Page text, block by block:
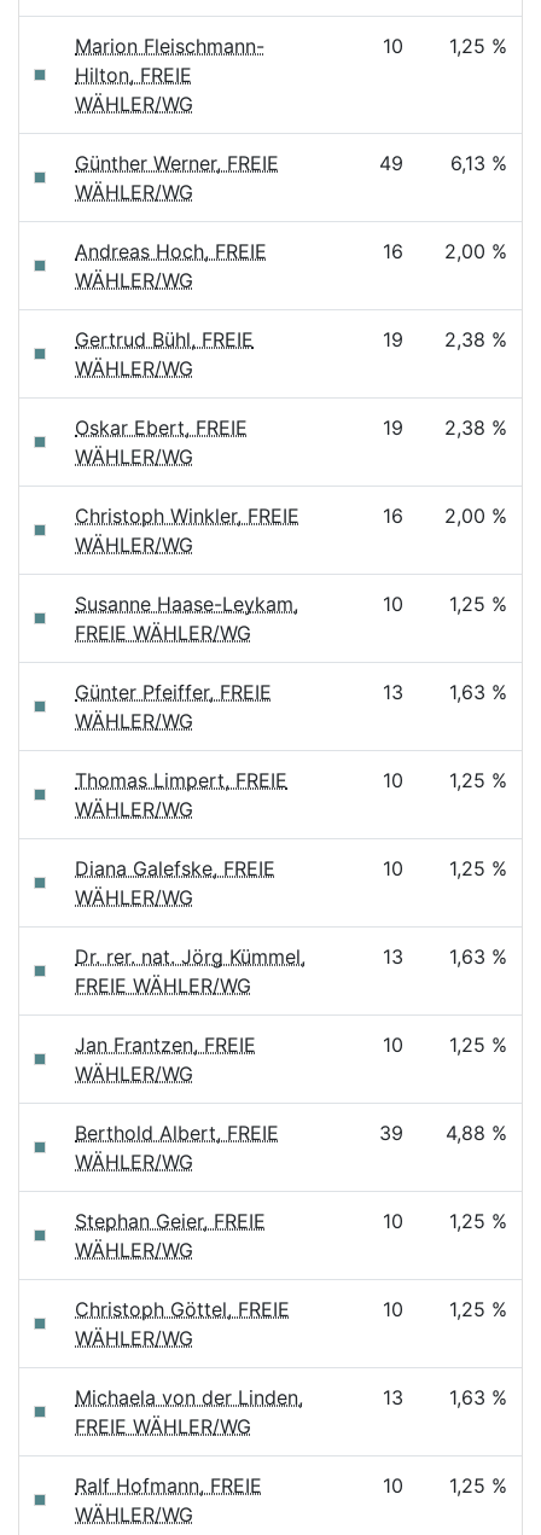
Marion Fleischmann-
Hilton, FREIE
WÄHLER/WG
10 1,25 %
Günther Werner, FREIE
WÄHLER/WG
49 6,13 %
Andreas Hoch, FREIE
WÄHLER/WG
16 2,00 %
Gertrud Bühl, FREIE
WÄHLER/WG
19 2,38 %
Oskar Ebert, FREIE
WÄHLER/WG
19 2,38 %
Christoph Winkler, FREIE
WÄHLER/WG
16 2,00 %
Susanne Haase-Leykam,
FREIE WÄHLER/WG
10 1,25 %
Günter Pfeiffer, FREIE
WÄHLER/WG
13 1,63 %
Thomas Limpert, FREIE
WÄHLER/WG
10 1,25 %
Diana Galefske, FREIE
WÄHLER/WG
10 1,25 %
Dr. rer. nat. Jörg Kümmel,
FREIE WÄHLER/WG
13 1,63 %
Jan Frantzen, FREIE
WÄHLER/WG
10 1,25 %
Berthold Albert, FREIE
WÄHLER/WG
39 4,88 %
Stephan Geier, FREIE
WÄHLER/WG
10 1,25 %
Christoph Göttel, FREIE
WÄHLER/WG
10 1,25 %
Michaela von der Linden,
FREIE WÄHLER/WG
13 1,63 %
Ralf Hofmann, FREIE
WÄHLER/WG
10 1,25 %